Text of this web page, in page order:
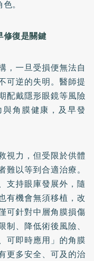
。
修復是關鍵
，一旦受損便無法自
可逆的失明。醫師提
配戴隱形眼鏡等風險
角膜健康，及早發
視力，但受限於供體
以等到合適治療。
支持眼庫發展外，隨
有機會無須移植，改
可針對中層角膜損傷
、降低術後風險、
可即時應用」的角膜
更多安全、可及的治